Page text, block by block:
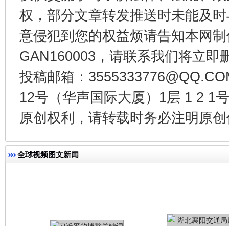
权，部分文章转发推送时未能及
意侵犯到您的权益烦请告知本网
GAN160003，请联系我们将立即
投稿邮箱：
12号（华声国际大厦）1层 1 2 1
原创权利，请转载时务必注明原
全球视频图文新闻
今